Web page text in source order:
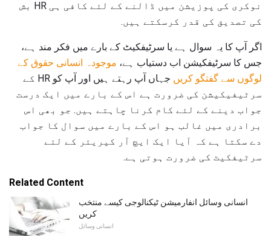
نوکری کی پوزیشن میں ڈالنے کے لئے کافی ہی HR بش
کی تصدیق کی قدر کرسکتے ہیں.
اگر آپ کا یہ سوال ہے یا سرٹیفکیٹ کے بارے میں فکر مند ہے،
جس کا سرٹیفکیشن اب دستیاب ہے، موجودہ انسانی حقوق کے
لوگوں سے گفتگو کریں
جہاں آپ رہتے ہیں اور آپ کو HR کے
سرٹیفیکیشن کی ضرورت ہے اس کے بارے میں ایک درست
جواب دینے کے لئے کام کرنا چاہتے ہیں. جو بھی اس
برادری میں غالب ہو اس کے بارے میں سوال کا جواب
دے سکتا ہے کہ آیا ایک ایچ آر کیریئر کے لئے
سرٹیفکیٹ کی ضرورت ہوتی ہے.
Related Content
انسانی وسائل انفارمیشن ٹیکنالوجی کیسے منتخب
کریں
انسانی وسائل